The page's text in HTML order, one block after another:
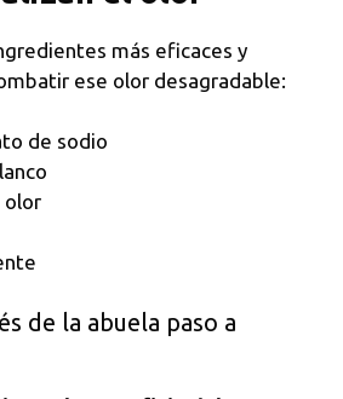
más eficaces y
ese olor desagradable:
de sodio
olor
de la abuela paso a